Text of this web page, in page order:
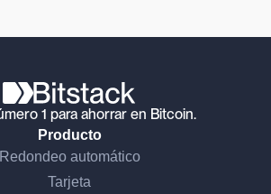
1 para ahorrar en Bitcoin.
Producto
Redondeo automático
Tarjeta